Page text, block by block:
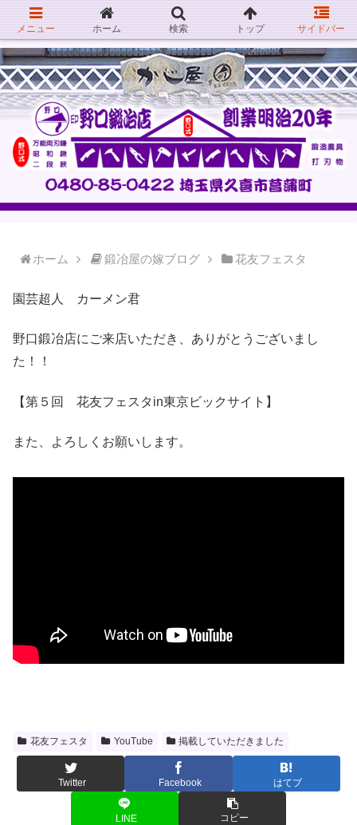
ホーム 鍛冶屋の嫁ブログ 花友フェスタ
園芸超人 カーメン君
野口鍛冶店にご来店いただき、ありがとうございまし
た！！
【第５回 花友フェスタin東京ビックサイト】
また、よろしくお願いします。
花友フェスタ YouTube 掲載していただきました
Twitter Facebook はてブ
LINE コピー
メニュー ホーム 検索 トップ サイドバー